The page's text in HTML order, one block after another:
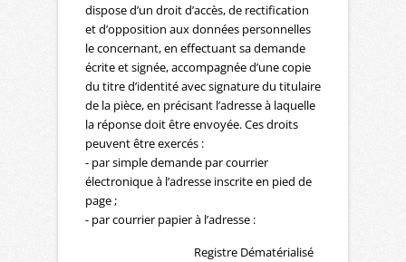
dispose d’un droit d’accès, de rectification
et d’opposition aux données personnelles
le concernant, en effectuant sa demande
écrite et signée, accompagnée d’une copie
du titre d’identité avec signature du titulaire
de la pièce, en précisant l’adresse à laquelle
la réponse doit être envoyée. Ces droits
peuvent être exercés :
- par simple demande par courrier
électronique à l’adresse inscrite en pied de
page ;
- par courrier papier à l’adresse :
Registre Dématérialisé